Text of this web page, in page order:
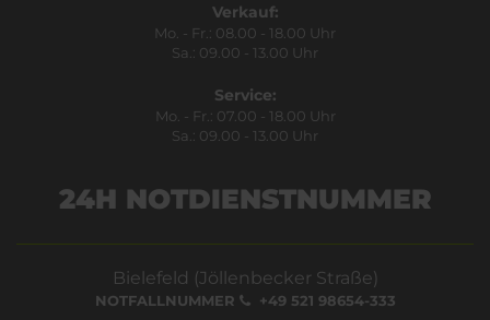
Verkauf:
Mo. - Fr.: 08.00 - 18.00 Uhr
Sa.: 09.00 - 13.00 Uhr
Service:
Mo. - Fr.: 07.00 - 18.00 Uhr
Sa.: 09.00 - 13.00 Uhr
24H NOTDIENSTNUMMER
Bielefeld (Jöllenbecker Straße)
NOTFALLNUMMER +49 521 98654-333